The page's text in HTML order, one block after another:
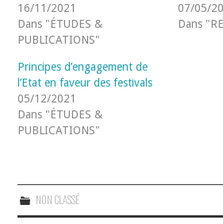
16/11/2021
Dans "ÉTUDES &
PUBLICATIONS"
07/05/
Dans
Principes d’engagement de
l’Etat en faveur des festivals
05/12/2021
Dans "ÉTUDES &
PUBLICATIONS"
NON CLASSÉ